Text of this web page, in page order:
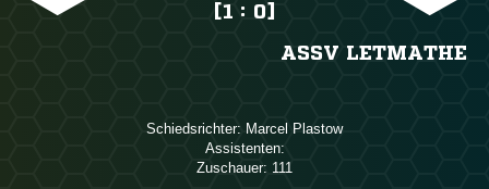
[1 : 0]
ASSV LETMATHE
Schiedsrichter:  
Assistenten:
Zuschauer: 111